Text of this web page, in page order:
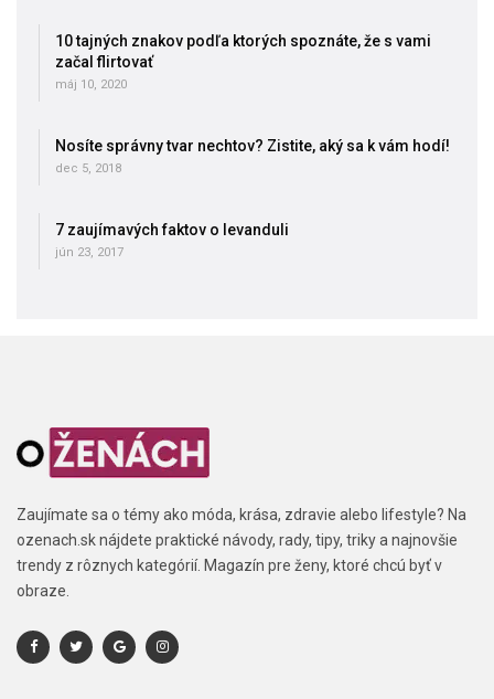
10 tajných znakov podľa ktorých spoznáte, že s vami
začal flirtovať
máj 10, 2020
Nosíte správny tvar nechtov? Zistite, aký sa k vám hodí!
dec 5, 2018
7 zaujímavých faktov o levanduli
jún 23, 2017
Zaujímate sa o témy ako móda, krása, zdravie alebo lifestyle? Na
ozenach.sk nájdete praktické návody, rady, tipy, triky a najnovšie
trendy z rôznych kategórií. Magazín pre ženy, ktoré chcú byť v
obraze.